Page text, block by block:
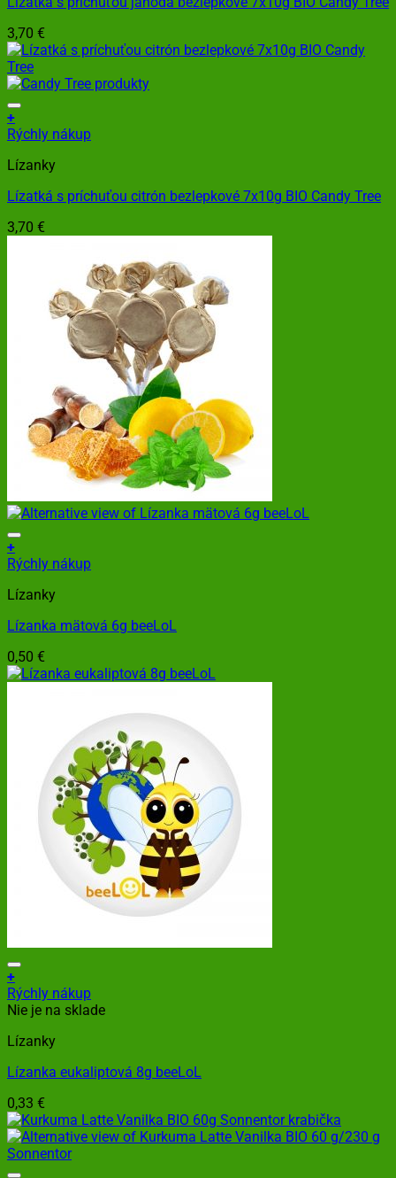
3,70 €
+
Rýchly nákup
Lízanky
Lízatká s príchuťou citrón bezlepkové 7x10g BIO Candy Tree
3,70 €
+
Rýchly nákup
Lízanky
Lízanka mätová 6g beeLoL
0,50 €
+
Rýchly nákup
Nie je na sklade
Lízanky
Lízanka eukaliptová 8g beeLoL
0,33 €